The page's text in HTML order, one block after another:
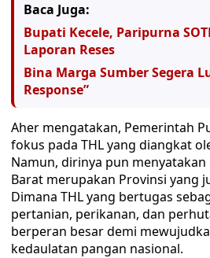
Baca Juga:
Bupati Kecele, Paripurna
Laporan Reses
Bina Marga Sumber Segera
Response”
Aher mengatakan, Pemerintah
fokus pada THL yang diangkat
Namun, dirinya pun menyatakan
Barat merupakan Provinsi yang
Dimana THL yang bertugas
pertanian, perikanan, dan
berperan besar demi
kedaulatan pangan nasional.